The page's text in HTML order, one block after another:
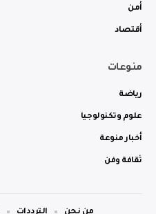
أمن
أقتصاد
منوعات
رياضة
علوم وتكنولوجيا
أخبار منوعة
ثقافة وفن
من نحن الترددات